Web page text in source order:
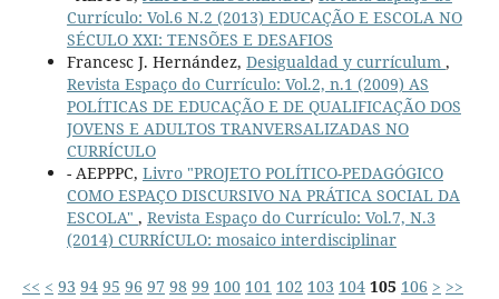
Currículo: Vol.6 N.2 (2013) EDUCAÇÃO E ESCOLA NO
SÉCULO XXI: TENSÕES E DESAFIOS
Francesc J. Hernández, Desigualdad y currículum ,
Revista Espaço do Currículo: Vol.2, n.1 (2009) AS
POLÍTICAS DE EDUCAÇÃO E DE QUALIFICAÇÃO DOS
JOVENS E ADULTOS TRANVERSALIZADAS NO
CURRÍCULO
- AEPPPC, Livro "PROJETO POLÍTICO-PEDAGÓGICO
COMO ESPAÇO DISCURSIVO NA PRÁTICA SOCIAL DA
ESCOLA" , Revista Espaço do Currículo: Vol.7, N.3
(2014) CURRÍCULO: mosaico interdisciplinar
<< < 93 94 95 96 97 98 99 100 101 102 103 104 105 106 > >>